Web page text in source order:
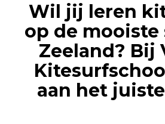
Wil jij leren
op de mooiste
Zeeland? Bij
aan het